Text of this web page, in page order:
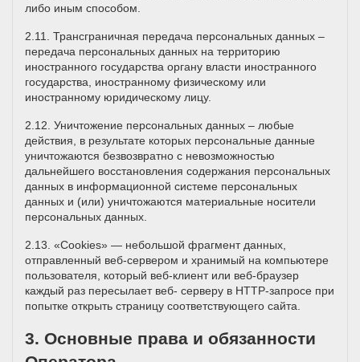
либо иным способом.
2.11. Трансграничная передача персональных данных –
передача персональных данных на территорию
иностранного государства органу власти иностранного
государства, иностранному физическому или
иностранному юридическому лицу.
2.12. Уничтожение персональных данных – любые
действия, в результате которых персональные данные
уничтожаются безвозвратно с невозможностью
дальнейшего восстановления содержания персональных
данных в информационной системе персональных
данных и (или) уничтожаются материальные носители
персональных данных.
2.13. «Cookies» — небольшой фрагмент данных,
отправленный веб-сервером и хранимый на компьютере
пользователя, который веб-клиент или веб-браузер
каждый раз пересылает веб- серверу в HTTP-запросе при
попытке открыть страницу соответствующего сайта.
3. Основные права и обязанности